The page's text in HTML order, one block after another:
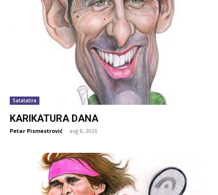
Satatatira
KARIKATURA DANA
Petar Pismestrović - avg 8, 2026